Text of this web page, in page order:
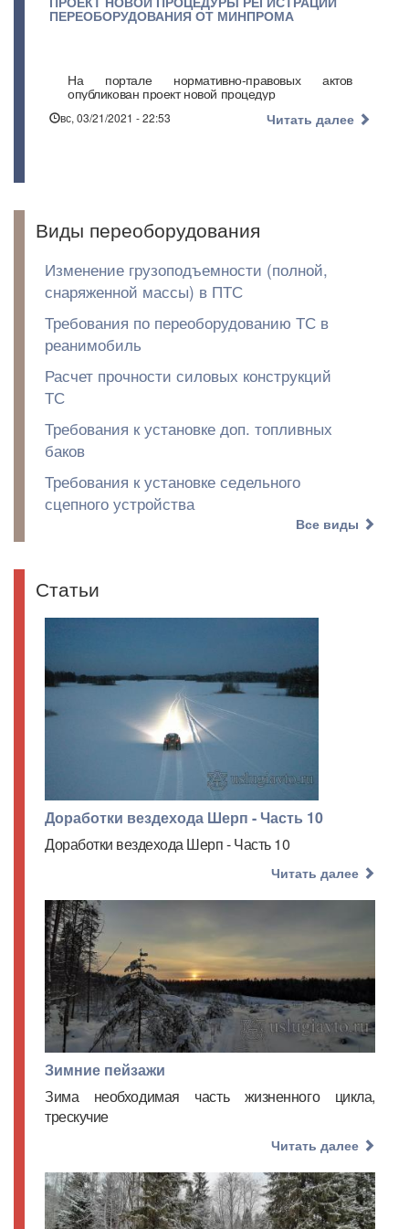
ПЕРЕОБОРУДОВАНИЯ ОТ МИНПРОМА
На портале нормативно-правовых актов
опубликован проект новой процедур
вс, 03/21/2021 - 22:53 Читать далее
Виды переоборудования
Изменение грузоподъемности (полной,
снаряженной массы) в ПТС
Требования по переоборудованию ТС в
реанимобиль
Расчет прочности силовых конструкций
ТС
Требования к установке доп. топливных
баков
Требования к установке седельного
сцепного устройства
Все виды
Статьи
Доработки вездехода Шерп - Часть 10
Доработки вездехода Шерп - Часть 10
Читать далее
Зимние пейзажи
Зима необходимая часть жизненного цикла,
трескучие
Читать далее